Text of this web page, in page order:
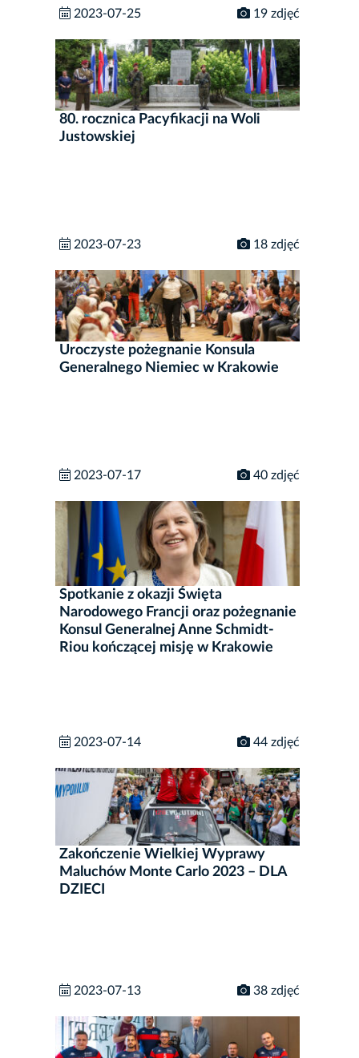
2023-07-25 19 zdjęć
80. rocznica Pacyfikacji na Woli
Justowskiej
2023-07-23 18 zdjęć
Uroczyste pożegnanie Konsula
Generalnego Niemiec w Krakowie
2023-07-17 40 zdjęć
Spotkanie z okazji Święta
Narodowego Francji oraz pożegnanie
Konsul Generalnej Anne Schmidt-
Riou kończącej misję w Krakowie
2023-07-14 44 zdjęć
Zakończenie Wielkiej Wyprawy
Maluchów Monte Carlo 2023 – DLA
DZIECI
2023-07-13 38 zdjęć